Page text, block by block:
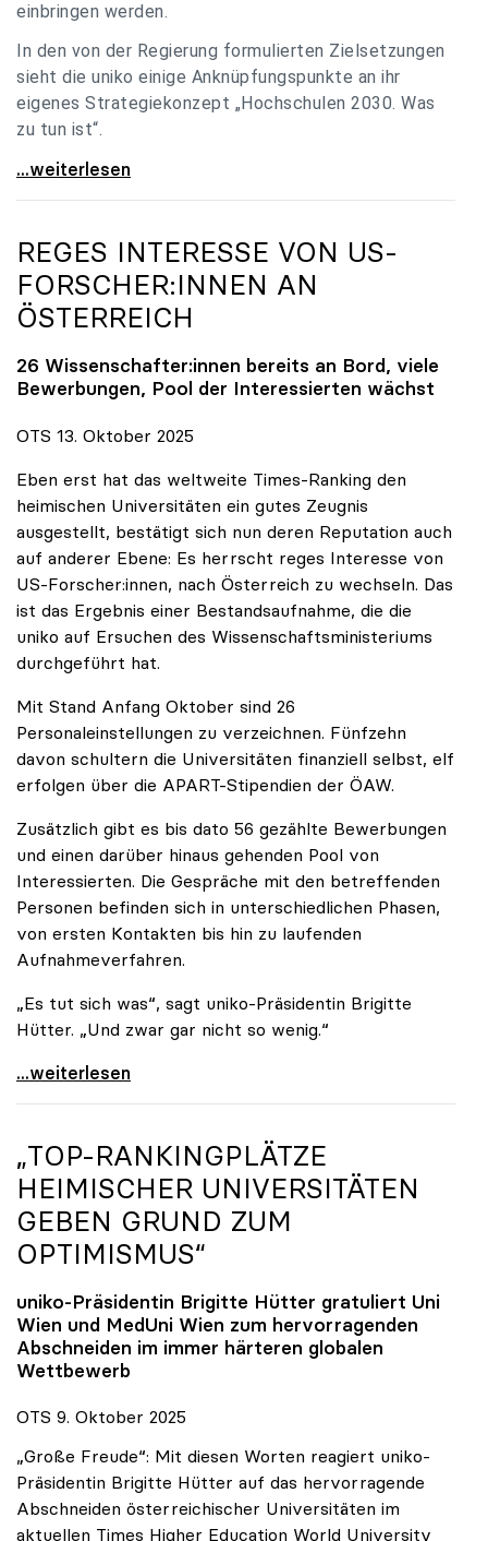
einbringen werden.
In den von der Regierung formulierten Zielsetzungen
sieht die uniko einige Anknüpfungspunkte an ihr
eigenes Strategiekonzept „Hochschulen 2030. Was
zu tun ist“.
Universitäten: Hochschulstrategie 2040 muss eine
...weiterlesen
REGES INTERESSE VON US-
FORSCHER:INNEN AN
ÖSTERREICH
26 Wissenschafter:innen bereits an Bord, viele
Bewerbungen, Pool der Interessierten wächst
OTS 13. Oktober 2025
Eben erst hat das weltweite Times-Ranking den
heimischen Universitäten ein gutes Zeugnis
ausgestellt, bestätigt sich nun deren Reputation auch
auf anderer Ebene: Es herrscht reges Interesse von
US-Forscher:innen, nach Österreich zu wechseln. Das
ist das Ergebnis einer Bestandsaufnahme, die die
uniko auf Ersuchen des Wissenschaftsministeriums
durchgeführt hat.
Mit Stand Anfang Oktober sind 26
Personaleinstellungen zu verzeichnen. Fünfzehn
davon schultern die Universitäten finanziell selbst, elf
erfolgen über die APART-Stipendien der ÖAW.
Zusätzlich gibt es bis dato 56 gezählte Bewerbungen
und einen darüber hinaus gehenden Pool von
Interessierten. Die Gespräche mit den betreffenden
Personen befinden sich in unterschiedlichen Phasen,
von ersten Kontakten bis hin zu laufenden
Aufnahmeverfahren.
„Es tut sich was“, sagt uniko-Präsidentin Brigitte
Hütter. „Und zwar gar nicht so wenig.“
Reges Interesse von US-Forscher:innen an
...weiterlesen
„TOP-RANKINGPLÄTZE
HEIMISCHER UNIVERSITÄTEN
GEBEN GRUND ZUM
OPTIMISMUS“
uniko-Präsidentin Brigitte Hütter gratuliert Uni
Wien und MedUni Wien zum hervorragenden
Abschneiden im immer härteren globalen
Wettbewerb
OTS 9. Oktober 2025
„Große Freude“: Mit diesen Worten reagiert uniko-
Präsidentin Brigitte Hütter auf das hervorragende
Abschneiden österreichischer Universitäten im
aktuellen Times Higher Education World University